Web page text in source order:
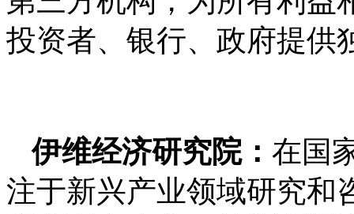
投资者、银行、政府提供
伊维经济研究院： 在国
注于新兴产业领域研究和